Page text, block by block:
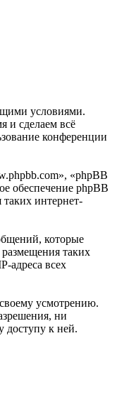
условиями.
и сделаем всё
конференции
«phpBB
обеспечение phpBB
интернет-
которые
таких
адреса всех
усмотрению.
ни
доступу к ней.